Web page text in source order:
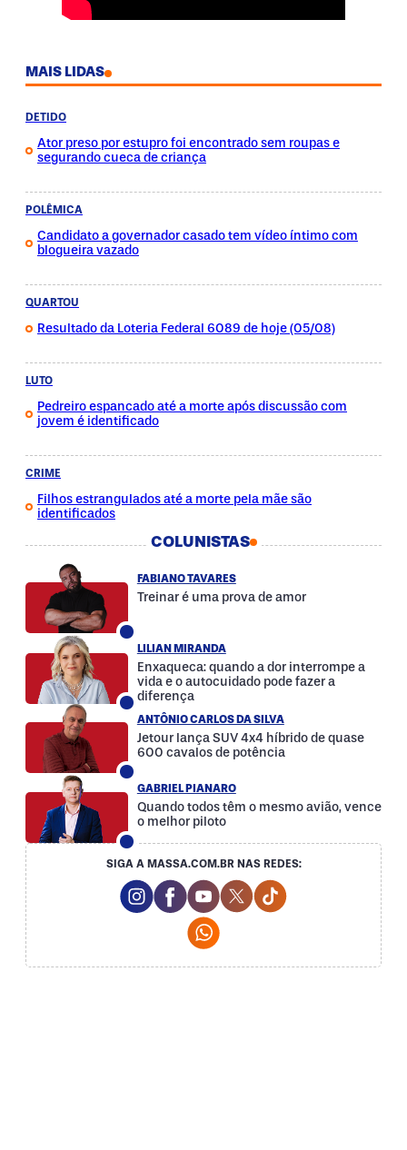
MAIS LIDAS
DETIDO
Ator preso por estupro foi encontrado sem roupas e
segurando cueca de criança
POLÊMICA
Candidato a governador casado tem vídeo íntimo com
blogueira vazado
QUARTOU
Resultado da Loteria Federal 6089 de hoje (05/08)
LUTO
Pedreiro espancado até a morte após discussão com
jovem é identificado
CRIME
Filhos estrangulados até a morte pela mãe são
identificados
COLUNISTAS
FABIANO TAVARES
Treinar é uma prova de amor
LILIAN MIRANDA
Enxaqueca: quando a dor interrompe a
vida e o autocuidado pode fazer a
diferença
ANTÔNIO CARLOS DA SILVA
Jetour lança SUV 4x4 híbrido de quase
600 cavalos de potência
GABRIEL PIANARO
Quando todos têm o mesmo avião, vence
o melhor piloto
SIGA A MASSA.COM.BR NAS REDES:
Instagram Social Media
Facebook Social Media
Youtube Social Media
Twitter Social Media
Tiktok Social